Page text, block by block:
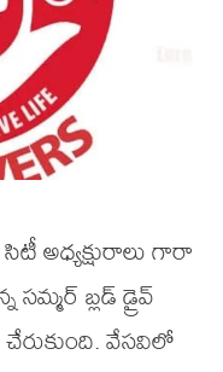
అధ్యక్షురాలు గారా
సమ్మర్ బ్లడ్ డ్రైవ్
వేసవిలో